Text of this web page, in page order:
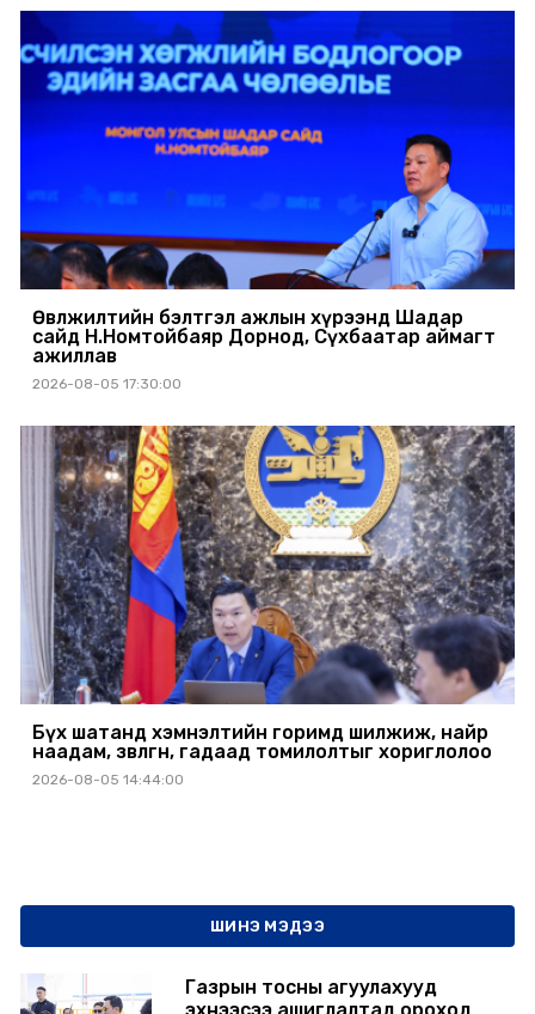
Өвөлжилтийн бэлтгэл ажлын хүрээнд Шадар
сайд Н.Номтойбаяр Дорнод, Сүхбаатар аймагт
ажиллав
2026-08-05 17:30:00
Бүх шатанд хэмнэлтийн горимд шилжиж, найр
наадам, зөвлөгөөн, гадаад томилолтыг хориглолоо
2026-08-05 14:44:00
ШИНЭ МЭДЭЭ
Газрын тосны агуулахууд